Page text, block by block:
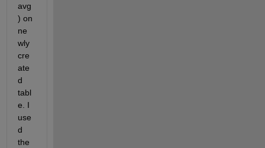
avg
) on
ne
wly
cre
ate
d
tabl
e. I
use
d
the